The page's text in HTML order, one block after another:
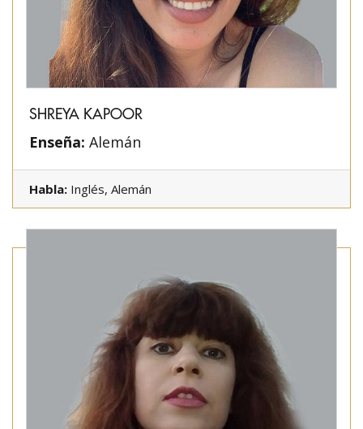
SHREYA KAPOOR
Enseña: Alemán
Habla: Inglés, Alemán